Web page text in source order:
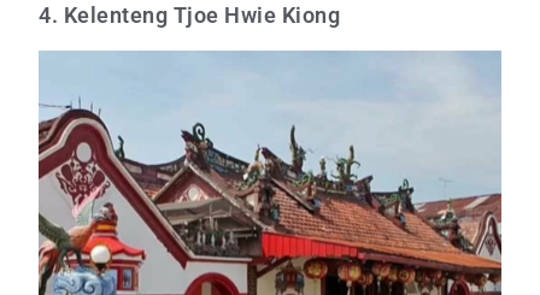
4. Kelenteng Tjoe Hwie Kiong